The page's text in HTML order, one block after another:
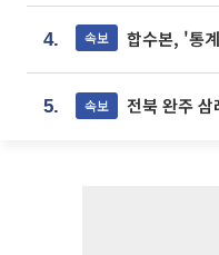
4. 속보 합수본, '통계 조작'
5. 속보 전북 완주 삼